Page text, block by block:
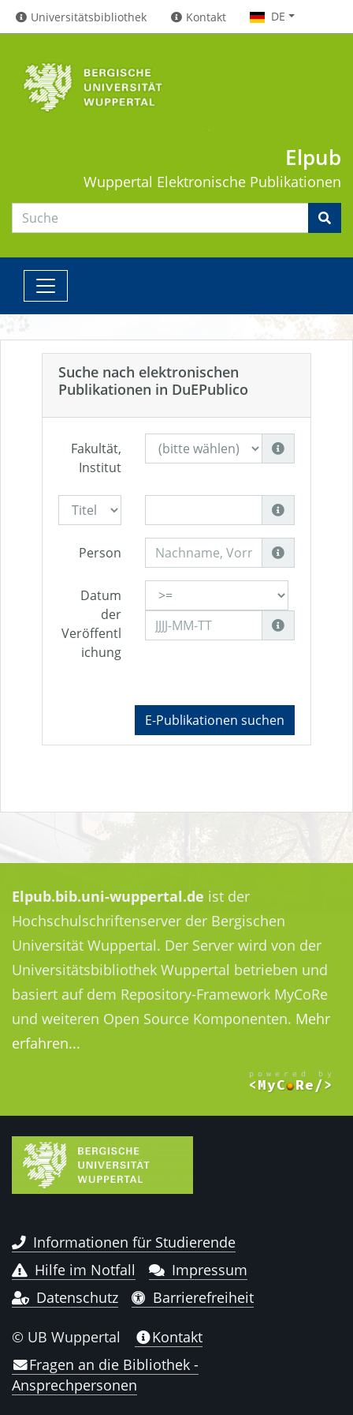
Universitätsbibliothek Kontakt DE
Elpub
Wuppertal Elektronische Publikationen
Suche nach elektronischen
Publikationen in DuEPublico
Fakultät,
Institut
Person
Datum
der
Veröffentl
ichung
E-Publikationen suchen
Elpub.bib.uni-wuppertal.de ist der
Hochschulschriftenserver der Bergischen
Universität Wuppertal. Der Server wird von der
Universitätsbibliothek Wuppertal betrieben und
basiert auf dem Repository-Framework MyCoRe
und weiteren Open Source Komponenten. Mehr
erfahren...
Informationen für Studierende
Hilfe im Notfall
Impressum
Datenschutz
Barrierefreiheit
© UB Wuppertal
Kontakt
Fragen an die Bibliothek -
Ansprechpersonen